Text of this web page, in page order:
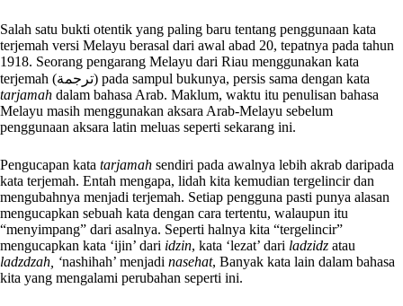
Salah satu bukti otentik yang paling baru tentang penggunaan kata
terjemah versi Melayu berasal dari awal abad 20, tepatnya pada tahun
1918. Seorang pengarang Melayu dari Riau menggunakan kata
terjemah (ترجمة) pada sampul bukunya, persis sama dengan kata
tarjamah dalam bahasa Arab. Maklum, waktu itu penulisan bahasa
Melayu masih menggunakan aksara Arab-Melayu sebelum
penggunaan aksara latin meluas seperti sekarang ini.
Pengucapan kata tarjamah sendiri pada awalnya lebih akrab daripada
kata terjemah. Entah mengapa, lidah kita kemudian tergelincir dan
mengubahnya menjadi terjemah. Setiap pengguna pasti punya alasan
mengucapkan sebuah kata dengan cara tertentu, walaupun itu
“menyimpang” dari asalnya. Seperti halnya kita “tergelincir”
mengucapkan kata ‘ijin’ dari idzin, kata ‘lezat’ dari ladzidz atau
ladzdzah, ‘nashihah’ menjadi nasehat, Banyak kata lain dalam bahasa
kita yang mengalami perubahan seperti ini.